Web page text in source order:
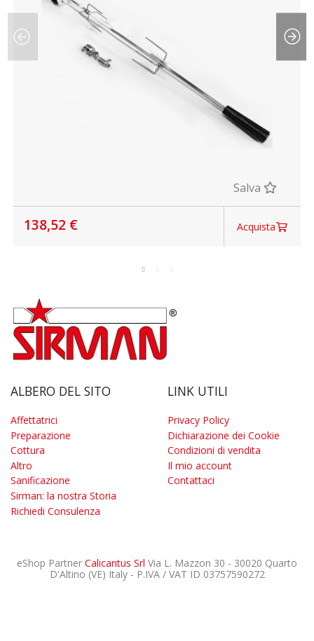
Salva
138,52 € Acquista
ALBERO DEL SITO
Affettatrici
Preparazione
Cottura
Altro
Sanificazione
Sirman: la nostra Storia
Richiedi Consulenza
LINK UTILI
Privacy Policy
Dichiarazione dei Cookie
Condizioni di vendita
Il mio account
Contattaci
eShop Partner Calicantus Srl Via L. Mazzon 30 - 30020 Quarto
D'Altino (VE) Italy - P.IVA / VAT ID 03757590272